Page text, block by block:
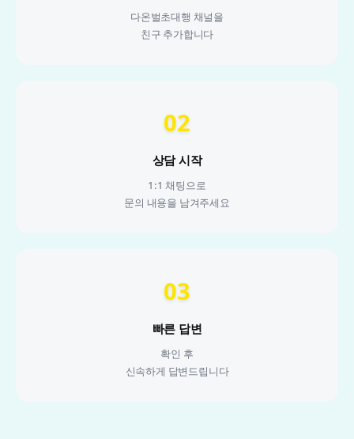
다온벌초대행 채널을
친구 추가합니다
02
상담 시작
1:1 채팅으로
문의 내용을 남겨주세요
03
빠른 답변
확인 후
신속하게 답변드립니다